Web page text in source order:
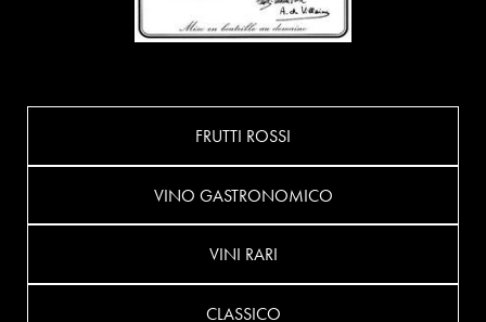
FRUTTI ROSSI
VINO GASTRONOMICO
VINI RARI
CLASSICO